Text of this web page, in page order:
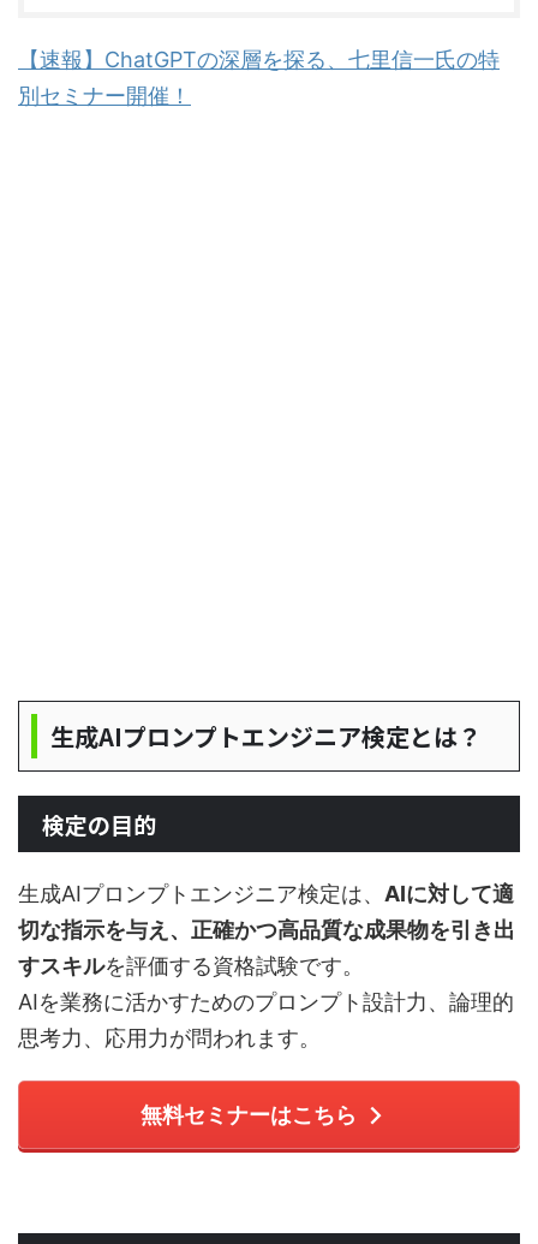
【速報】ChatGPTの深層を探る、七里信一氏の特
別セミナー開催！
生成AIプロンプトエンジニア検定とは？
検定の目的
生成AIプロンプトエンジニア検定は、 AIに対して適
切な指示を与え、正確かつ高品質な成果物を引き出
すスキルを評価する資格試験です。
AIを業務に活かすためのプロンプト設計力、論理的
思考力、応用力が問われます。
無料セミナーはこちら